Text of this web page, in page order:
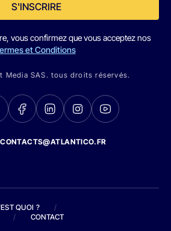
S'INSCRIRE
vous confirmez que vous acceptez nos
et Conditions
Media SAS. tous droits réservés.
QUOI ?
/
/ CONTACT